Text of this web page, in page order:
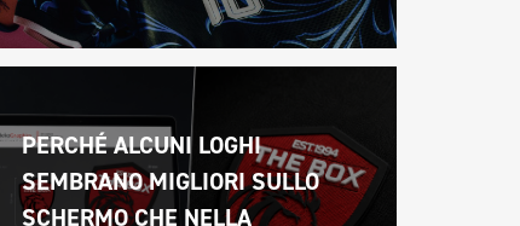
PERCHÉ ALCUNI LOGHI
SEMBRANO MIGLIORI SULLO
SCHERMO CHE NELLA